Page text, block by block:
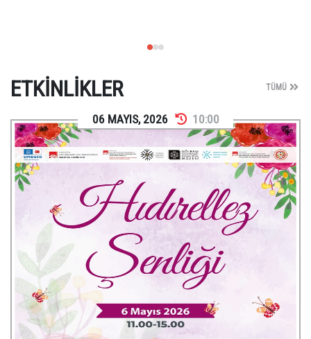
ETKINLIKLER TÜMÜ
06 MAYIS, 2026 10:00